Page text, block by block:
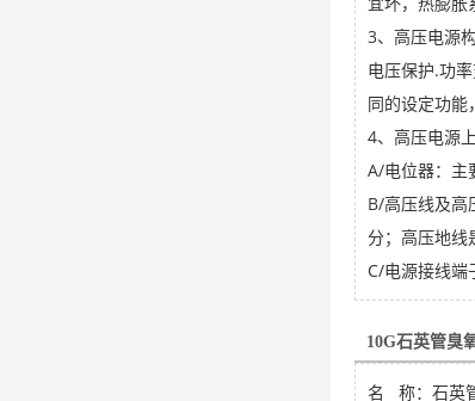
3、高压电源
电压保护.功
同的设定功能
4、高压电源
A/电位器：主
B/高压线及高
分；高压地线
C/电源接线端
10G石英管臭
名 称：石英